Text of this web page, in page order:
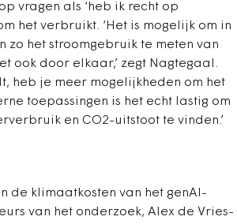
vragen als ‘heb ik recht op
het verbruikt. ‘Het is mogelijk om in
het stroomgebruik te meten van
ook door elkaar,’ zegt Nagtegaal.
heb je meer mogelijkheden om het
toepassingen is het echt lastig om
en CO2-uitstoot te vinden.’
de klimaatkosten van het genAI-
van het onderzoek, Alex de Vries-